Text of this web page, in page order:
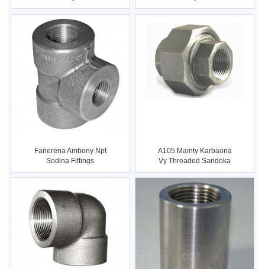
Sodina ...
Fanerena Ambony Npt
Sodina Fittings
A105 Mainty Karbaona
Vy Threaded Sandoka
Galvani ...